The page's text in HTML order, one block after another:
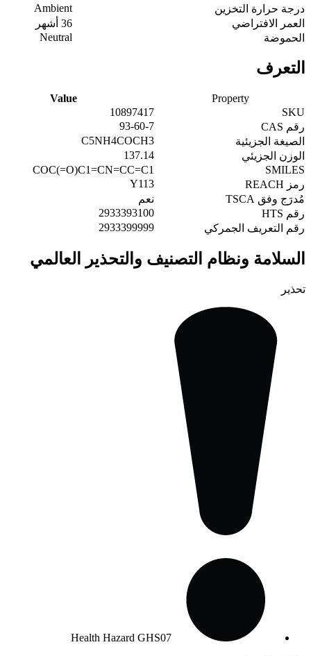
درجة حرارة التخزين
Ambient
العمر الافتراضي
36 أشهر
الحموضة
Neutral
التعرف
Property
Value
SKU
10897417
رقم CAS
93-60-7
الصيغة الجزيئية
C5NH4COCH3
الوزن الجزيئي
137.14
SMILES
COC(=O)C1=CN=CC=C1
رمز REACH
Y113
مُدرَج وفق TSCA
نعم
رقم HTS
2933393100
رقم التعريف الجمركي
2933399999
السلامة ونظام التصنيف والتحذير العالمي
تحذير
Health Hazard GHS07